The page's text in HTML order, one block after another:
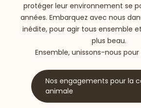
protéger leur environnement se
années. Embarquez avec nous
inédite, pour agir tous ensemble
plus beau.
Ensemble, unissons-nous
Nos engagements pour la
animale